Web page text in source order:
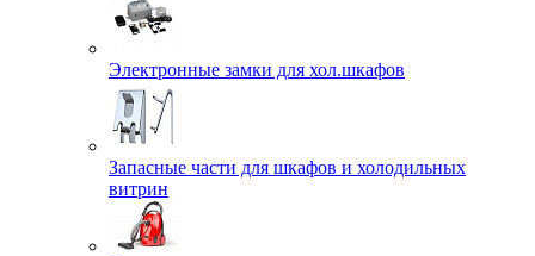
Электронные замки для хол.шкафов
Запасные части для шкафов и холодильных
витрин